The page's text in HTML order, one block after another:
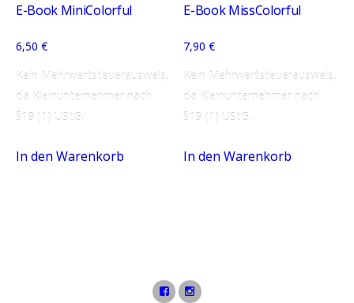
E-Book MiniColorful
6,50 €
Kein Mehrwertsteuerausweis,
da Kleinunternehmer nach
§19 (1) UStG.
In den Warenkorb
E-Book MissColorful
7,90€
Kein Mehrwertsteuerausweis,
da Kleinunternehmer nach
§19 (1) UStG.
In den Warenkorb